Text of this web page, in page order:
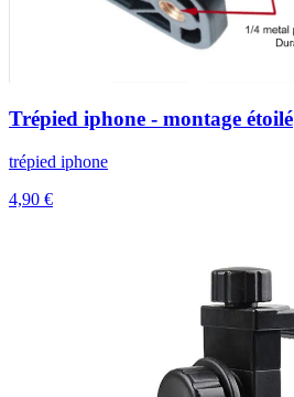
Trépied iphone - montage étoilé
trépied iphone
4,90 €